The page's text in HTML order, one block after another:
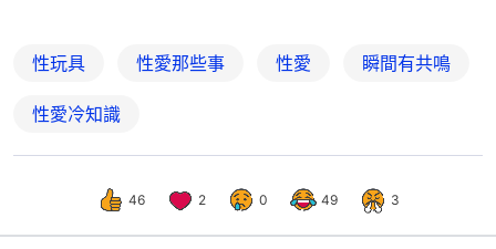
性玩具 性愛那些事 性愛 瞬間有共鳴
性愛冷知識
46 2 0 49 3